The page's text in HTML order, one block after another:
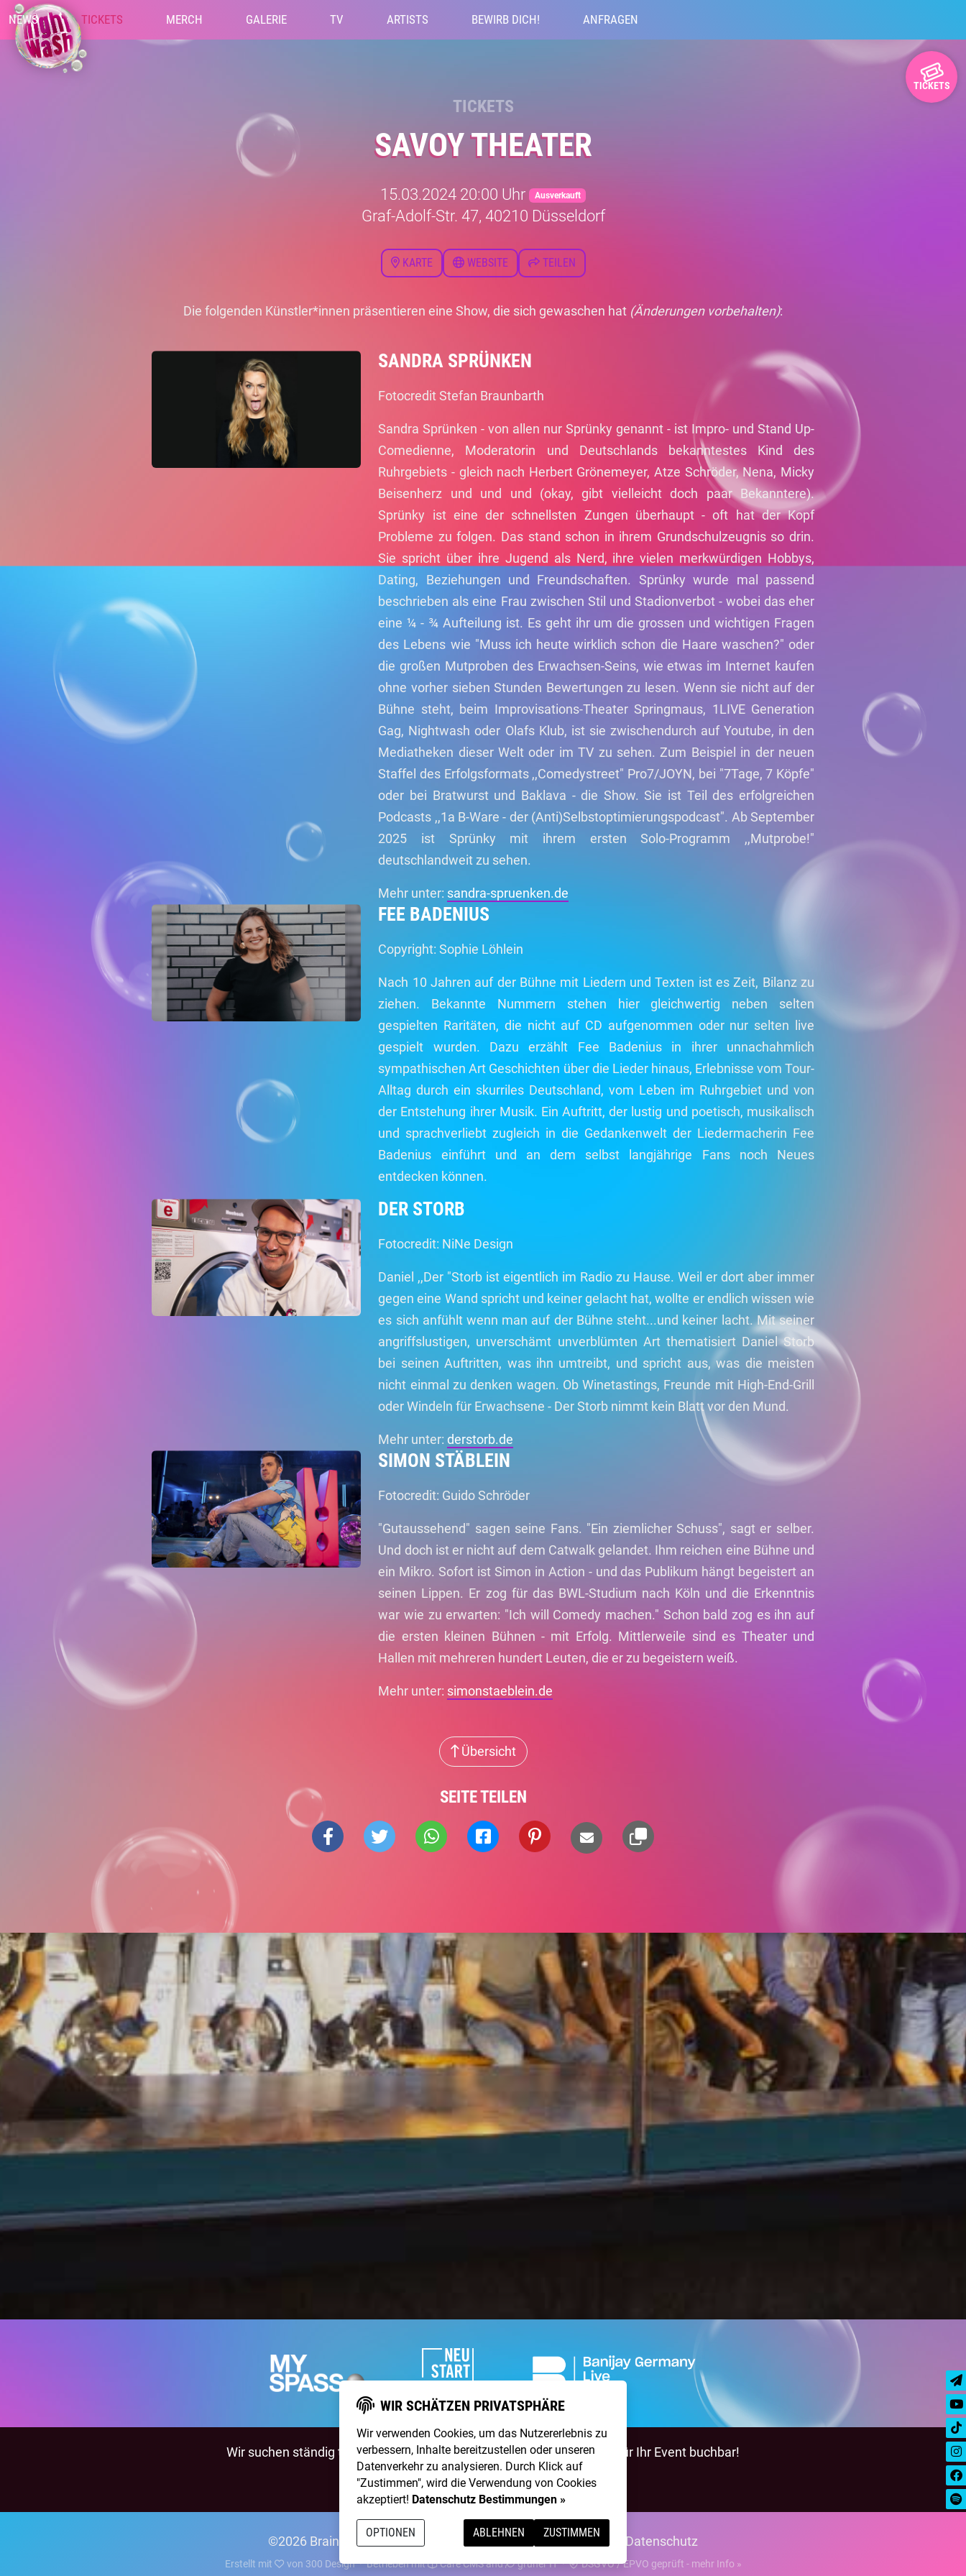
NEWS TICKETS MERCH GALERIE TV ARTISTS BEWIRB DICH! ANFRAGEN
TICKETS
TICKETS
SAVOY THEATER
15.03.2024 20:00 Uhr Ausverkauft
Graf-Adolf-Str. 47, 40210 Düsseldorf
KARTE WEBSITE TEILEN
Die folgenden Künstler*innen präsentieren eine Show, die sich gewaschen hat (Änderungen vorbehalten):
SANDRA SPRÜNKEN
Fotocredit Stefan Braunbarth
Sandra Sprünken - von allen nur Sprünky genannt - ist Impro- und Stand Up-
Comedienne, Moderatorin und Deutschlands bekanntestes Kind des
Ruhrgebiets - gleich nach Herbert Grönemeyer, Atze Schröder, Nena, Micky
Beisenherz und und und (okay, gibt vielleicht doch paar Bekanntere).
Sprünky ist eine der schnellsten Zungen überhaupt - oft hat der Kopf
Probleme zu folgen. Das stand schon in ihrem Grundschulzeugnis so drin.
Sie spricht über ihre Jugend als Nerd, ihre vielen merkwürdigen Hobbys,
Dating, Beziehungen und Freundschaften. Sprünky wurde mal passend
beschrieben als eine Frau zwischen Stil und Stadionverbot - wobei das eher
eine ¼ - ¾ Aufteilung ist. Es geht ihr um die grossen und wichtigen Fragen
des Lebens wie "Muss ich heute wirklich schon die Haare waschen?" oder
die großen Mutproben des Erwachsen-Seins, wie etwas im Internet kaufen
ohne vorher sieben Stunden Bewertungen zu lesen. Wenn sie nicht auf der
Bühne steht, beim Improvisations-Theater Springmaus, 1LIVE Generation
Gag, Nightwash oder Olafs Klub, ist sie zwischendurch auf Youtube, in den
Mediatheken dieser Welt oder im TV zu sehen. Zum Beispiel in der neuen
Staffel des Erfolgsformats ,,Comedystreet" Pro7/JOYN, bei "7Tage, 7 Köpfe"
oder bei Bratwurst und Baklava - die Show. Sie ist Teil des erfolgreichen
Podcasts ,,1a B-Ware - der (Anti)Selbstoptimierungspodcast". Ab September
2025 ist Sprünky mit ihrem ersten Solo-Programm ,,Mutprobe!"
deutschlandweit zu sehen.
Mehr unter: sandra-spruenken.de
FEE BADENIUS
Copyright: Sophie Löhlein
Nach 10 Jahren auf der Bühne mit Liedern und Texten ist es Zeit, Bilanz zu
ziehen. Bekannte Nummern stehen hier gleichwertig neben selten
gespielten Raritäten, die nicht auf CD aufgenommen oder nur selten live
gespielt wurden. Dazu erzählt Fee Badenius in ihrer unnachahmlich
sympathischen Art Geschichten über die Lieder hinaus, Erlebnisse vom Tour-
Alltag durch ein skurriles Deutschland, vom Leben im Ruhrgebiet und von
der Entstehung ihrer Musik. Ein Auftritt, der lustig und poetisch, musikalisch
und sprachverliebt zugleich in die Gedankenwelt der Liedermacherin Fee
Badenius einführt und an dem selbst langjährige Fans noch Neues
entdecken können.
DER STORB
Fotocredit: NiNe Design
Daniel ,,Der "Storb ist eigentlich im Radio zu Hause. Weil er dort aber immer
gegen eine Wand spricht und keiner gelacht hat, wollte er endlich wissen wie
es sich anfühlt wenn man auf der Bühne steht...und keiner lacht. Mit seiner
angriffslustigen, unverschämt unverblümten Art thematisiert Daniel Storb
bei seinen Auftritten, was ihn umtreibt, und spricht aus, was die meisten
nicht einmal zu denken wagen. Ob Winetastings, Freunde mit High-End-Grill
oder Windeln für Erwachsene - Der Storb nimmt kein Blatt vor den Mund.
Mehr unter:derstorb.de
SIMON STÄBLEIN
Fotocredit: Guido Schröder
"Gutaussehend" sagen seine Fans. "Ein ziemlicher Schuss", sagt er selber.
Und doch ist er nicht auf dem Catwalk gelandet. Ihm reichen eine Bühne und
ein Mikro. Sofort ist Simon in Action - und das Publikum hängt begeistert an
seinen Lippen. Er zog für das BWL-Studium nach Köln und die Erkenntnis
war wie zu erwarten: "Ich will Comedy machen." Schon bald zog es ihn auf
die ersten kleinen Bühnen - mit Erfolg. Mittlerweile sind es Theater und
Hallen mit mehreren hundert Leuten, die er zu begeistern weiß.
Mehr unter: simonstaeblein.de
Übersicht
SEITE TEILEN
Wir suchen ständig talentierte Artists & natürlich istNightWashauch für Ihr Event buchbar!
BEWIRB DICH! NIGHTWASH BUCHEN
©2026 Brainpool LiveÜber Uns KontaktMembershipImpressum Datenschutz
Erstellt mit von 300 Design·Betrieben mit Care CMSand grüner IT· DSGVO / EPVO geprüft - mehr Info »
WIR SCHÄTZEN PRIVATSPHÄRE
Wir verwenden Cookies, um das Nutzererlebnis zu
verbessern, Inhalte bereitzustellen oder unseren
Datenverkehr zu analysieren. Durch Klick auf
"Zustimmen", wird die Verwendung von Cookies
akzeptiert! Datenschutz Bestimmungen »
OPTIONEN ABLEHNEN ZUSTIMMEN